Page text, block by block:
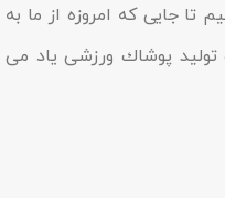
تا جایى که امروزه از ما به
تولید پوشاك ورزشی یاد مى